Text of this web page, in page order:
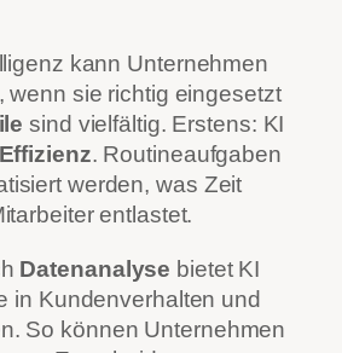
kann Unternehmen
wenn sie richtig eingesetzt
sind vielfältig. Erstens: KI
Effizienz. Routineaufgaben
werden, was Zeit
entlastet.
Datenanalyse bietet KI
in Kundenverhalten und
So können Unternehmen